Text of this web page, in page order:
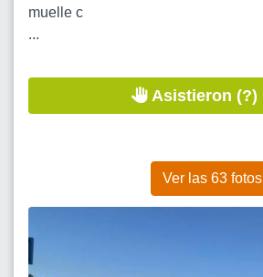
muelle c
...
Asistieron (?)
Ver las 63 fotos